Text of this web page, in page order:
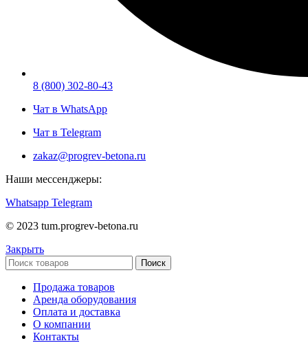
8 (800) 302-80-43
Чат в WhatsApp
Чат в Telegram
zakaz@progrev-betona.ru
Наши мессенджеры:
Whatsapp Telegram
© 2023 tum.progrev-betona.ru
Закрыть
Поиск
Продажа товаров
Аренда оборудования
Оплата и доставка
О компании
Контакты